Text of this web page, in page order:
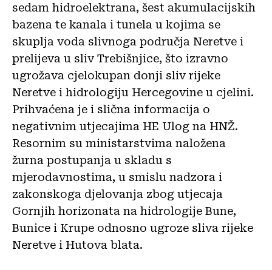
sedam hidroelektrana, šest akumulacijskih
bazena te kanala i tunela u kojima se
skuplja voda slivnoga područja Neretve i
prelijeva u sliv Trebišnjice, što izravno
ugrožava cjelokupan donji sliv rijeke
Neretve i hidrologiju Hercegovine u cjelini.
Prihvaćena je i slična informacija o
negativnim utjecajima HE Ulog na HNŽ.
Resornim su ministarstvima naložena
žurna postupanja u skladu s
mjerodavnostima, u smislu nadzora i
zakonskoga djelovanja zbog utjecaja
Gornjih horizonata na hidrologije Bune,
Bunice i Krupe odnosno ugroze sliva rijeke
Neretve i Hutova blata.